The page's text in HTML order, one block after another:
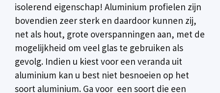
isolerend eigenschap! Aluminium profielen zijn
bovendien zeer sterk en daardoor kunnen zij,
net als hout, grote overspanningen aan, met de
mogelijkheid om veel glas te gebruiken als
gevolg. Indien u kiest voor een veranda uit
aluminium kan u best niet besnoeien op het
soort aluminium. Ga voor een soort die een